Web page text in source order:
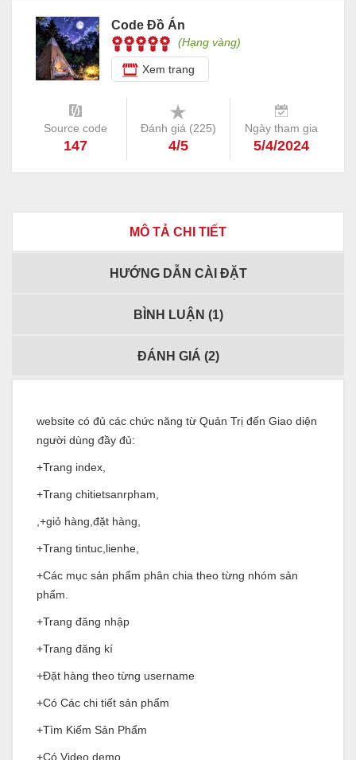
Code Đồ Án
(Hạng vàng)
Xem trang
Source code
147
Đánh giá (225)
4/5
Ngày tham gia
5/4/2024
MÔ TẢ CHI TIẾT
HƯỚNG DẪN CÀI ĐẶT
BÌNH LUẬN (1)
ĐÁNH GIÁ (2)
website có đủ các chức năng từ Quản Trị đến Giao diện
người dùng đầy đủ:
+Trang index,
+Trang chitietsanrpham,
,+giỏ hàng,đặt hàng,
+Trang tintuc,lienhe,
+Các mục sản phẩm phân chia theo từng nhóm sản
phẩm.
+Trang đăng nhập
+Trang đăng kí
+Đặt hàng theo từng username
+Có Các chi tiết sản phẩm
+Tìm Kiếm Sản Phẩm
+Có Video demo